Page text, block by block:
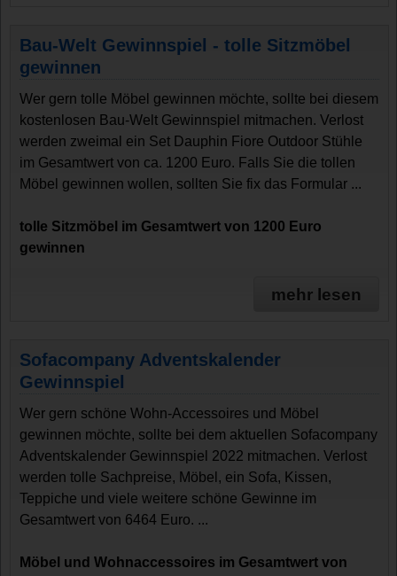
Bau-Welt Gewinnspiel - tolle Sitzmöbel
gewinnen
Wer gern tolle Möbel gewinnen möchte, sollte bei diesem
kostenlosen Bau-Welt Gewinnspiel mitmachen. Verlost
werden zweimal ein Set Dauphin Fiore Outdoor Stühle
im Gesamtwert von ca. 1200 Euro. Falls Sie die tollen
Möbel gewinnen wollen, sollten Sie fix das Formular ...
tolle Sitzmöbel im Gesamtwert von 1200 Euro
gewinnen
mehr lesen
Sofacompany Adventskalender
Gewinnspiel
Wer gern schöne Wohn-Accessoires und Möbel
gewinnen möchte, sollte bei dem aktuellen Sofacompany
Adventskalender Gewinnspiel 2022 mitmachen. Verlost
werden tolle Sachpreise, Möbel, ein Sofa, Kissen,
Teppiche und viele weitere schöne Gewinne im
Gesamtwert von 6464 Euro. ...
Möbel und Wohnaccessoires im Gesamtwert von